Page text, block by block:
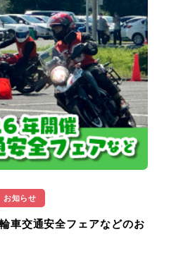
お知らせ
車交通安全フェアなどのお